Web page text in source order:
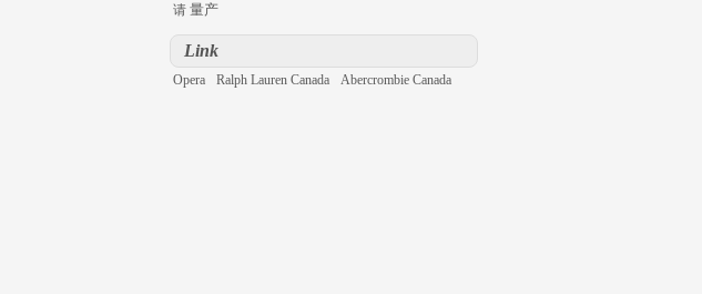
请 量产
Link
Opera Ralph Lauren Canada Abercrombie Canada